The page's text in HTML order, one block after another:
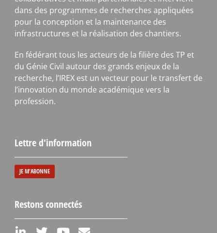
dans des programmes de recherches appliquées
pour la conception et la maintenance des
infrastructures et la réalisation des chantiers.
En fédérant tous les acteurs de la filière des TP et
du Génie Civil autour des grands enjeux de la
recherche, l’IREX est un vecteur pour le transfert de
l’innovation du monde académique vers la
profession.
Lettre d'information
JE M'ABONNE
Restons connectés